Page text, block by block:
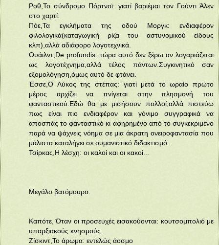
Ροθ,Το σύνδρομο Πόρτνοϊ: γιατί βαριέμαι τον Γούντι Άλεν
στο χαρτί.
Πόε,Τα εγκλήματα της οδού Μοργκ: ενδιαφέρον
φιλολογικά(καταγωγική ρίζα του αστυνομικού είδους
κλπ),αλλά αδιάφορο λογοτεχνικά.
Ουάιλντ,De profundis: τώρα αυτό δεν ξέρω αν λογαριάζεται
ως λογοτέχνημα,αλλά τέλος πάντων.Συγκινητικό σαν
εξομολόγηση,όμως αυτό δε φτάνει.
Έσσε,Ο Λύκος της στέπας: γιατί μετά το ωραίο πρώτο
μέρος αρχίζει να πνίγεται στην πλησμονή του
φανταστικού.Εδώ θα με μισήσουν πολλοί,αλλά πιστεύω
πως είναι πιο ενδιαφέρον και γόνιμο συγγραφικά να
αποσπάς το φανταστικό κι αφηρημένο από το συγκεκριμένο
παρά να ψάχνεις νόημα σε μια άκρατη ονειροφαντασία που
μάλιστα καταλήγει σε ουμανιστικό διδακτισμό.
Τσίρκας,Η λέσχη: οι καλοί και οι κακοί...
Μεγάλο βατόμουρο:
Καπότε, Όταν οι προσευχές εισακούονται: κουτσομπολιό με
υπαρξιακούς κνησμούς.
Ζίσκιντ,Το άρωμα: εντελώς άοσμο